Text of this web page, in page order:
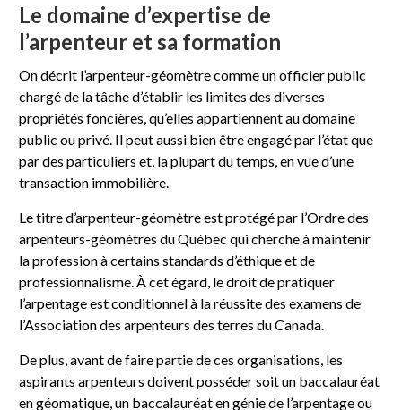
Le domaine d’expertise de
l’arpenteur et sa formation
On décrit l’arpenteur-géomètre comme un officier public
chargé de la tâche d’établir les limites des diverses
propriétés foncières, qu’elles appartiennent au domaine
public ou privé. Il peut aussi bien être engagé par l’état que
par des particuliers et, la plupart du temps, en vue d’une
transaction immobilière.
Le titre d’arpenteur-géomètre est protégé par l’Ordre des
arpenteurs-géomètres du Québec qui cherche à maintenir
la profession à certains standards d’éthique et de
professionnalisme. À cet égard, le droit de pratiquer
l’arpentage est conditionnel à la réussite des examens de
l’Association des arpenteurs des terres du Canada.
De plus, avant de faire partie de ces organisations, les
aspirants arpenteurs doivent posséder soit un baccalauréat
en géomatique, un baccalauréat en génie de l’arpentage ou